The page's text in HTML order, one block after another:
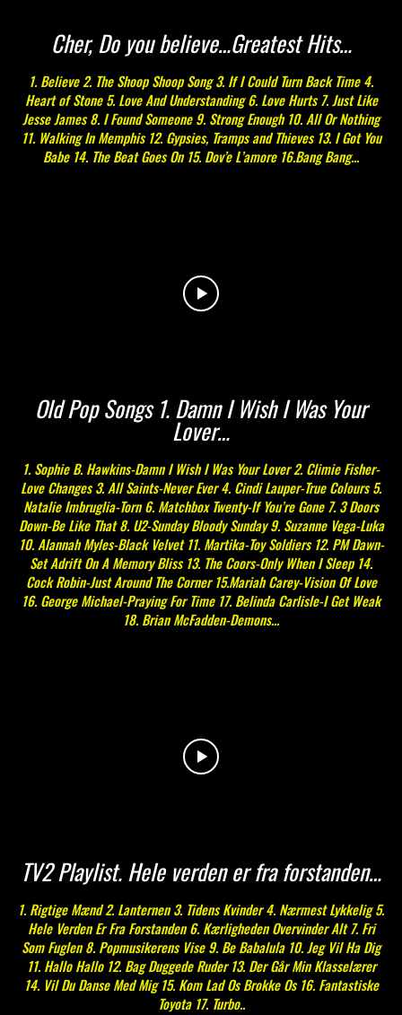
Cher, Do you believe…Greatest Hits…
1. Believe 2. The Shoop Shoop Song 3. If I Could Turn Back Time 4.
Heart of Stone 5. Love And Understanding 6. Love Hurts 7. Just Like
Jesse James 8. I Found Someone 9. Strong Enough 10. All Or Nothing
11. Walking In Memphis 12. Gypsies, Tramps and Thieves 13. I Got You
Babe 14. The Beat Goes On 15. Dov’e L’amore 16.Bang Bang...
Old Pop Songs 1. Damn I Wish I Was Your
Lover…
1. Sophie B. Hawkins-Damn I Wish I Was Your Lover 2. Climie Fisher-
Love Changes 3. All Saints-Never Ever 4. Cindi Lauper-True Colours 5.
Natalie Imbruglia-Torn 6. Matchbox Twenty-If You’re Gone 7. 3 Doors
Down-Be Like That 8. U2-Sunday Bloody Sunday 9. Suzanne Vega-Luka
10. Alannah Myles-Black Velvet 11. Martika-Toy Soldiers 12. PM Dawn-
Set Adrift On A Memory Bliss 13. The Coors-Only When I Sleep 14.
Cock Robin-Just Around The Corner 15.Mariah Carey-Vision Of Love
16. George Michael-Praying For Time 17. Belinda Carlisle-I Get Weak
18. Brian McFadden-Demons...
TV2 Playlist. Hele verden er fra forstanden…
1. Rigtige Mænd 2. Lanternen 3. Tidens Kvinder 4. Nærmest Lykkelig 5.
Hele Verden Er Fra Forstanden 6. Kærligheden Overvinder Alt 7. Fri
Som Fuglen 8. Popmusikerens Vise 9. Be Babalula 10. Jeg Vil Ha Dig
11. Hallo Hallo 12. Bag Duggede Ruder 13. Der Går Min Klasselærer
14. Vil Du Danse Med Mig 15. Kom Lad Os Brokke Os 16. Fantastiske
Toyota 17. Turbo..